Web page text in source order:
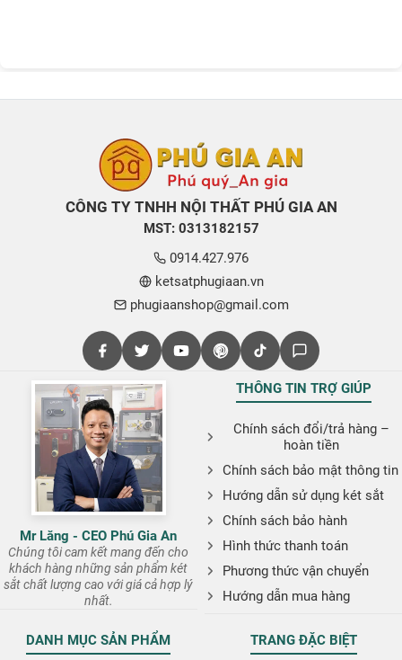
CÔNG TY TNHH NỘI THẤT PHÚ GIA AN
MST: 0313182157
0914.427.976
ketsatphugiaan.vn
phugiaanshop@gmail.com
Mr Lăng - CEO Phú Gia An
Chúng tôi cam kết mang đến cho
khách hàng những sản phẩm két
sắt chất lượng cao với giá cả hợp lý
nhất.
THÔNG TIN TRỢ GIÚP
Chính sách đổi/trả hàng –
hoàn tiền
Chính sách bảo mật thông tin
Hướng dẫn sử dụng két sắt
Chính sách bảo hành
Hình thức thanh toán
Phương thức vận chuyển
Hướng dẫn mua hàng
DANH MỤC SẢN PHẨM TRANG ĐẶC BIỆT